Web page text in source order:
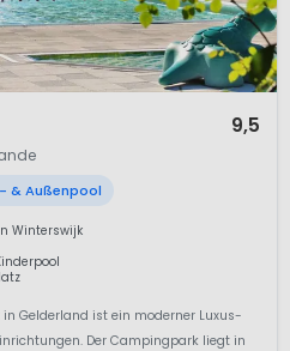
9,5
& Außenpool
Winterswijk
Gelderland ist ein moderner Luxus-
Der Campingpark liegt in